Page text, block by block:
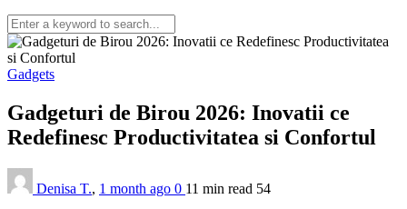
Gadgets
Gadgeturi de Birou 2026: Inovatii ce
Redefinesc Productivitatea si Confortul
Denisa T., 1 month ago 0 11 min read 54